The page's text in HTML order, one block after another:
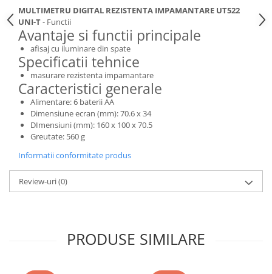
Incarcatoare solare MPPT
Incarcatoare solare PWM
Interfete si cabluri
Cabluri panouri fotovoltaice
Cabluri pentru echipamente
fotovoltaice
Protectii si izolatoare de baterii
Accesorii
Monitorizare si control
Convertoare DC - DC
Invertoare Off-grid
Incarcatoare de retea
Componente sisteme de balcon
MULTIMETRU DIGITAL REZISTENTA IMPAMANTARE UT522
UNI-T- Functii
Avantaje si functii principale
afisaj cu iluminare din spate
Specificatii tehnice
masurare rezistenta impamantare
Caracteristici generale
Alimentare: 6 baterii AA
Dimensiune ecran (mm): 70.6 x 34
DImensiuni (mm): 160 x 100 x 70.5
Greutate: 560 g
Informatii conformitate produs
Review-uri(0)
PRODUSE SIMILARE